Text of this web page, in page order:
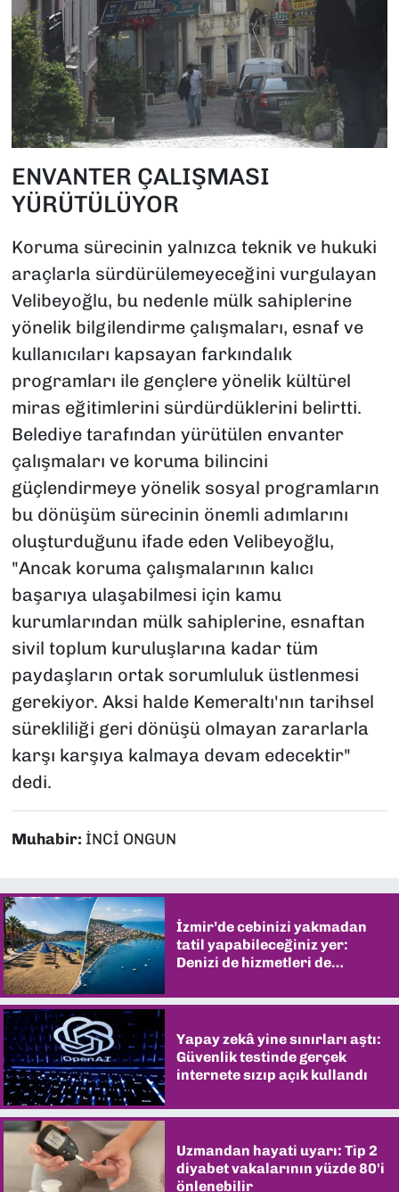
ENVANTER ÇALIŞMASI
YÜRÜTÜLÜYOR
Koruma sürecinin yalnızca teknik ve hukuki
araçlarla sürdürülemeyeceğini vurgulayan
Velibeyoğlu, bu nedenle mülk sahiplerine
yönelik bilgilendirme çalışmaları, esnaf ve
kullanıcıları kapsayan farkındalık
programları ile gençlere yönelik kültürel
miras eğitimlerini sürdürdüklerini belirtti.
Belediye tarafından yürütülen envanter
çalışmaları ve koruma bilincini
güçlendirmeye yönelik sosyal programların
bu dönüşüm sürecinin önemli adımlarını
oluşturduğunu ifade eden Velibeyoğlu,
"Ancak koruma çalışmalarının kalıcı
başarıya ulaşabilmesi için kamu
kurumlarından mülk sahiplerine, esnaftan
sivil toplum kuruluşlarına kadar tüm
paydaşların ortak sorumluluk üstlenmesi
gerekiyor. Aksi halde Kemeraltı'nın tarihsel
sürekliliği geri dönüşü olmayan zararlarla
karşı karşıya kalmaya devam edecektir"
dedi.
Muhabir: İNCİ ONGUN
İzmir’de cebinizi yakmadan
tatil yapabileceğiniz yer:
Denizi de hizmetleri de
Yapay zekâ yine sınırları aştı:
Güvenlik testinde gerçek
internete sızıp açık kullandı
Uzmandan hayati uyarı: Tip 2
diyabet vakalarının yüzde 80'i
önlenebilir